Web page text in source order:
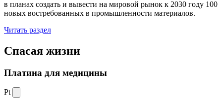
в планах создать и вывести на мировой рынок к 2030 году 100
новых востребованных в промышленности материалов.
Читать раздел
Спасая жизни
Платина для медицины
Pt